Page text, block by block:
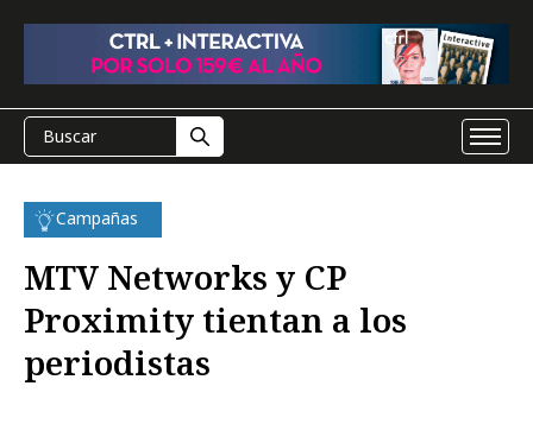
Campañas
MTV Networks y CP
Proximity tientan a los
periodistas